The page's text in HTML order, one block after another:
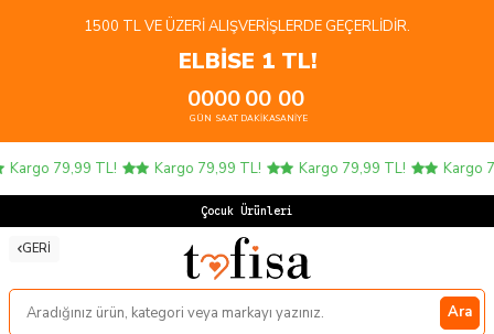
1500 TL VE ÜZERI ALIŞVERIŞLERDE GEÇERLIDIR.
ELBİSE 1 TL!
00
GÜN
00
SAAT
00
DAKIKA
00
SANIYE
Kargo 79,99 TL! Kargo 79,99 TL! Kargo 79,99 TL! Kargo
Çocuk Ürünlerind
GERI
Ara